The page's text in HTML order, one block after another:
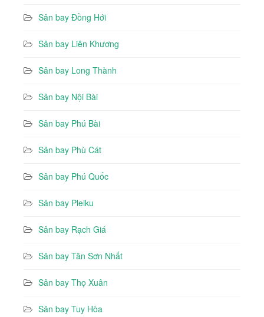
Sân bay Đồng Hới
Sân bay Liên Khương
Sân bay Long Thành
Sân bay Nội Bài
Sân bay Phú Bài
Sân bay Phù Cát
Sân bay Phú Quốc
Sân bay Pleiku
Sân bay Rạch Giá
Sân bay Tân Sơn Nhất
Sân bay Thọ Xuân
Sân bay Tuy Hòa